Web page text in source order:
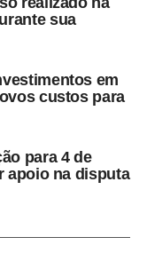
sua
em
custos para
para 4 de
apoio na disputa